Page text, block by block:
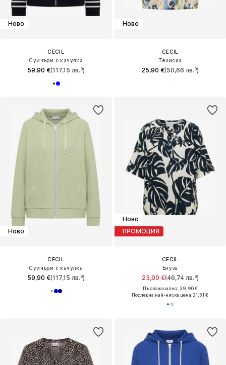
Ново
CECIL
Суичъри с качулка
59,90 €(117,15 лв.³)
Ново
CECIL
Тениска
25,90 €(50,66 лв.³)
Ново
CECIL
Суичъри с качулка
59,90 €(117,15 лв.³)
Ново
ПРОМОЦИЯ
CECIL
Блуза
23,90 €(46,74 лв.³)
Първоначално: 39,90 €
Последна най-ниска цена:21,51 €